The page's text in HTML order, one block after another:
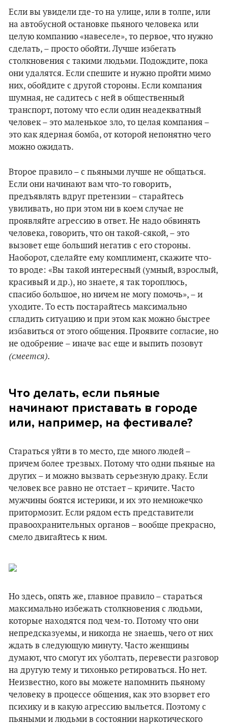
Если вы увидели где-то на улице, или в толпе, или
на автобусной остановке пьяного человека или
целую компанию «навеселе», то первое, что нужно
сделать, – просто обойти. Лучше избегать
столкновения с такими людьми. Подождите, пока
они удалятся. Если спешите и нужно пройти мимо
них, обойдите с другой стороны. Если компания
шумная, не садитесь с ней в общественный
транспорт, потому что если один неадекватный
человек – это маленькое зло, то целая компания –
это как ядерная бомба, от которой непонятно чего
можно ожидать.
Второе правило – с пьяными лучше не общаться.
Если они начинают вам что-то говорить,
предъявлять вдруг претензии – старайтесь
увиливать, но при этом ни в коем случае не
проявляйте агрессию в ответ. Не надо обвинять
человека, говорить, что он такой-сякой, – это
вызовет еще больший негатив с его стороны.
Наоборот, сделайте ему комплимент, скажите что-
то вроде: «Вы такой интересный (умный, взрослый,
красивый и др.), но знаете, я так тороплюсь,
спасибо большое, но ничем не могу помочь», – и
уходите. То есть постарайтесь максимально
сгладить ситуацию и при этом как можно быстрее
избавиться от этого общения. Проявите согласие, но
не одобрение – иначе вас еще и выпить позовут
(смеется).
Что делать, если пьяные
начинают приставать в городе
или, например, на фестивале?
Стараться уйти в то место, где много людей –
причем более трезвых. Потому что одни пьяные на
других – и можно вызвать серьезную драку. Если
человек все равно не отстает – кричите. Часто
мужчины боятся истерики, и их это немножечко
притормозит. Если рядом есть представители
правоохранительных органов – вообще прекрасно,
смело двигайтесь к ним.
Но здесь, опять же, главное правило – стараться
максимально избежать столкновения с людьми,
которые находятся под чем-то. Потому что они
непредсказуемы, и никогда не знаешь, чего от них
ждать в следующую минуту. Часто женщины
думают, что смогут их уболтать, перевести разговор
на другую тему и тихонько ретироваться. Но нет.
Неизвестно, кого вы можете напомнить пьяному
человеку в процессе общения, как это взорвет его
психику и в какую агрессию выльется. Поэтому с
пьяными и людьми в состоянии наркотического